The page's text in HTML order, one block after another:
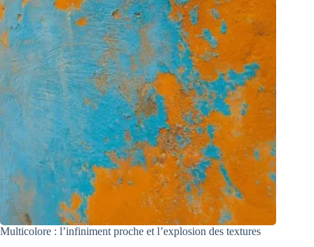
Multicolore : l’infiniment proche et l’explosion des textures